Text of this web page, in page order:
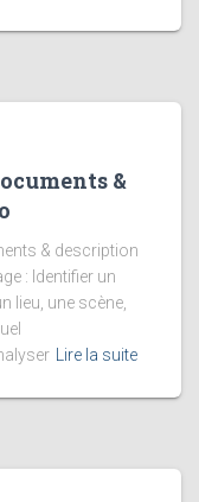
&
& description
: Identifier un
lieu, une scène,
Lire la suite